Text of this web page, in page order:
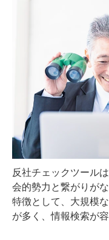
反社チェックツール
会的勢力と繋がりが
特徴として、大規模
が多く、情報検索が